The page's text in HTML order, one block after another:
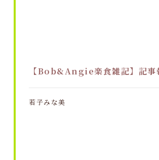
【Bob&Angie楽食雑記】記事
若子みな美